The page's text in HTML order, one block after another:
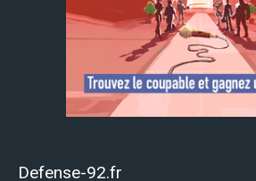
Defense-92.fr